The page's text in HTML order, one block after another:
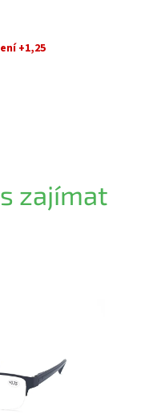
+1,25
zajímat